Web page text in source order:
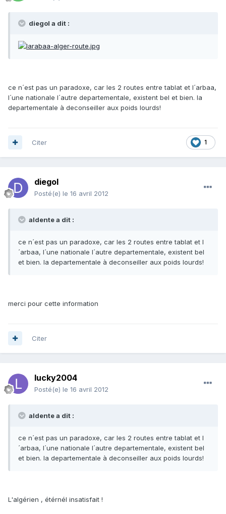
diegol a dit :
ce n´est pas un paradoxe, car les 2 routes entre tablat et l´arbaa,
l´une nationale l´autre departementale, existent bel et bien. la
departementale à deconseiller aux poids lourds!
1
Citer
diegol
Posté(e) le 16 avril 2012
aldente a dit :
ce n´est pas un paradoxe, car les 2 routes entre tablat et l
´arbaa, l´une nationale l´autre departementale, existent bel
et bien. la departementale à deconseiller aux poids lourds!
merci pour cette information
Citer
lucky2004
Posté(e) le 16 avril 2012
aldente a dit :
ce n´est pas un paradoxe, car les 2 routes entre tablat et l
´arbaa, l´une nationale l´autre departementale, existent bel
et bien. la departementale à deconseiller aux poids lourds!
L'algérien , étérnél insatisfait !